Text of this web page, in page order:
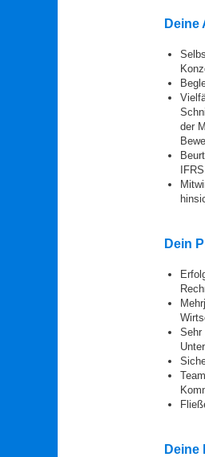
Deine
der
Dein
Sehr
Deine